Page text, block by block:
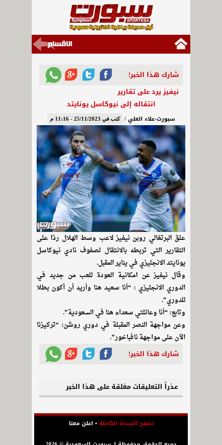
شارك هذا الخبر!
نيفيز يرد على تقارير
انتقاله إلى نيوكاسل يونايتد
سبورت-علاء العلي / كتب في 25/11/2023 - 11:16 م
علق البرتغالي روبن نيفيز لاعب وسط الهلال ردًا على
التقارير التي تربطه بالانتقال لصفوف نادي نيوكاسل
يونايتد الانجليزي في يناير المقبل.
وقال نيفيز عن امكانية العودة للعب من جديد في
الدوري الانجليزي : “أنا سعيد هنا وأريد أن أكون بطلا
للدوري”.
وتابع: “أنا وعائلتي سعداء هنا في السعودية”.
وعن مواجهة النصر المقبلة في دوري روشن: “تركيزنا
الآن على مواجهة نافباخور”.
شارك هذا الخبر!
عذراً التعليقات مغلقة على هذا الخبر
تصفح النسخة الكاملة• اعلن معنا